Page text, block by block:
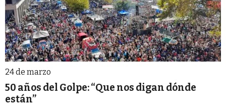
24 de marzo
50 años del Golpe: “Que nos digan dónde
están”